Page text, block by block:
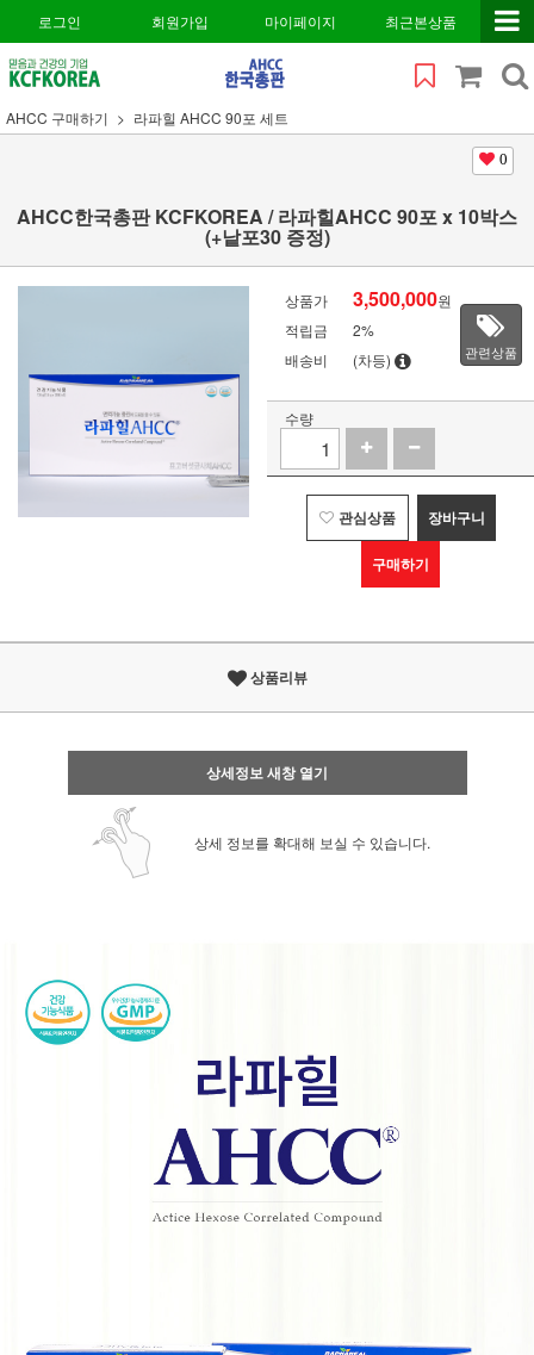
로그인 회원가입 마이페이지 최근본상품
AHCC 구매하기 라파힐 AHCC 90포 세트
0
AHCC한국총판 KCFKOREA / 라파힐AHCC 90포 x 10박스
(+낱포30 증정)
상품가 3,500,000원
적립금
2%
배송비
(차등) 관련상품
수량
관심상품 장바구니
구매하기
상품리뷰
상세정보 새창 열기
상세 정보를 확대해 보실 수 있습니다.